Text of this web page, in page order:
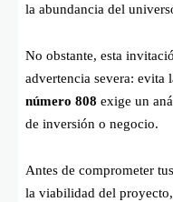
la abundancia del
No obstante, esta
advertencia severa: evita
número 808 exige un
de inversión o negocio.
Antes de comprometer
la viabilidad del